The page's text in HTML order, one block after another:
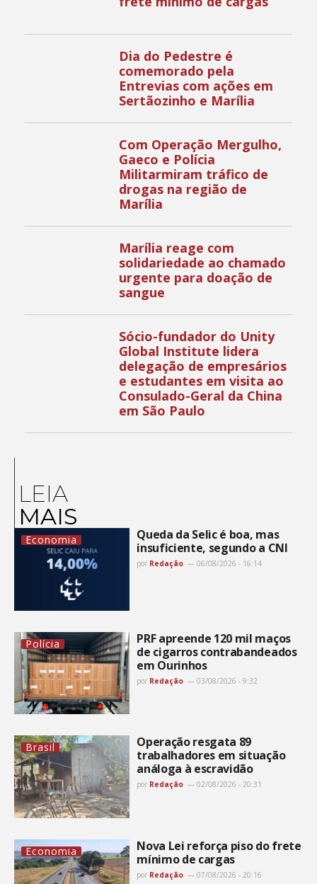
Dia do Pedestre é
comemorado pela
Entrevias com ações em
Sertãozinho e Marília
Com Operação Mergulho,
Gaeco e Polícia
Militarmiram tráfico de
drogas na região de
Marília
Marília reage com
solidariedade ao chamado
urgente para doação de
sangue
Sócio-fundador do Unity
Global Institute lidera
delegação de empresários
e estudantes em visita ao
Consulado-Geral da China
em São Paulo
LEIA
MAIS
Economia
Queda da Selic é boa, mas
insuficiente, segundo a CNI
por Redação 06/08/2026 - 16:14
Polícia
PRF apreende 120 mil maços
de cigarros contrabandeados
em Ourinhos
por Redação 03/08/2026 - 9:32
Brasil
Operação resgata 89
trabalhadores em situação
análoga à escravidão
por Redação 02/08/2026 - 20:31
Economia
Nova Lei reforça piso do frete
mínimo de cargas
por Redação 07/08/2026 - 20:16